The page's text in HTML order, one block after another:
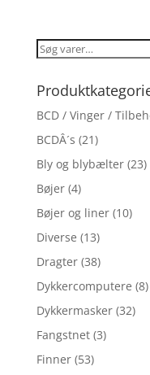
Søg
BCD / Vinger /
BCDÂ´s (21)
Bly og blybælter (23)
Bøjer (4)
Bøjer og liner (10)
Diverse (13)
Dragter (38)
Dykkercomputere (8)
Dykkermasker (32)
Fangstnet (3)
Finner (53)